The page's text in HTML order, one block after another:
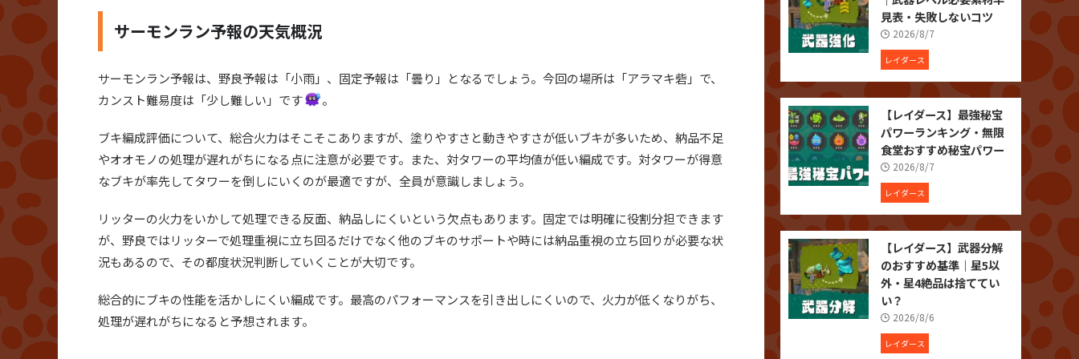
サーモンラン予報の天気概況
サーモンラン予報は、野良予報は「小雨」、固定予報は「曇り」となるでしょう。今回の場所は「アラマキ砦」で、
カンスト難易度は「少し難しい」です
。
ブキ編成評価について、総合火力はそこそこありますが、塗りやすさと動きやすさが低いブキが多いため、納品不足
やオオモノの処理が遅れがちになる点に注意が必要です。また、対タワーの平均値が低い編成です。対タワーが得意
なブキが率先してタワーを倒しにいくのが最適ですが、全員が意識しましょう。
リッターの火力をいかして処理できる反面、納品しにくいという欠点もあります。固定では明確に役割分担できます
が、野良ではリッターで処理重視に立ち回るだけでなく他のブキのサポートや時には納品重視の立ち回りが必要な状
況もあるので、その都度状況判断していくことが大切です。
総合的にブキの性能を活かしにくい編成です。最高のパフォーマンスを引き出しにくいので、火力が低くなりがち、
処理が遅れがちになると予想されます。
見表・失敗しないコツ
2026/8/7
レイダース
【レイダース】最強秘宝
パワーランキング・無限
食堂おすすめ秘宝パワー
2026/8/7
レイダース
【レイダース】武器分解
のおすすめ基準｜星5以
外・星4絶品は捨ててい
い？
2026/8/6
レイダース